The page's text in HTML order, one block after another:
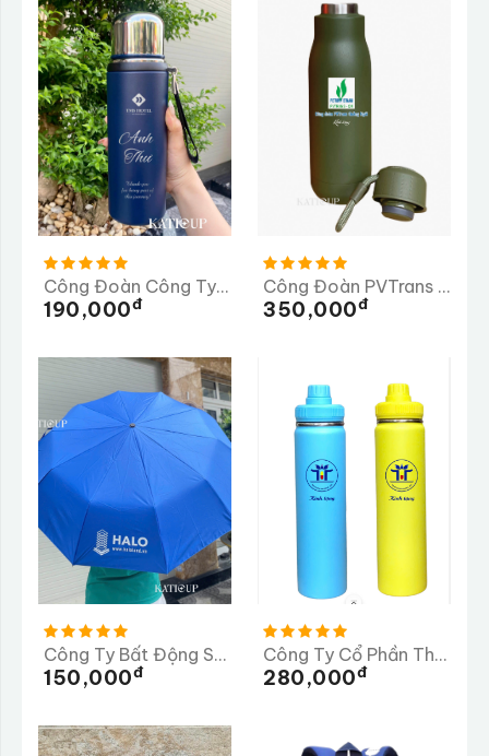
Công Đoàn Công Ty TNHH TMS Hotel Đà Nẵng
190,000Đ
Công Đoàn PVTrans Quảng Ngãi
350,000Đ
Công Ty Bất Động Sản HALO - Dù In
150,000Đ
Công Ty Cổ Phần Thương Mại Dược Phẩm Tiến Thịnh
280,000Đ